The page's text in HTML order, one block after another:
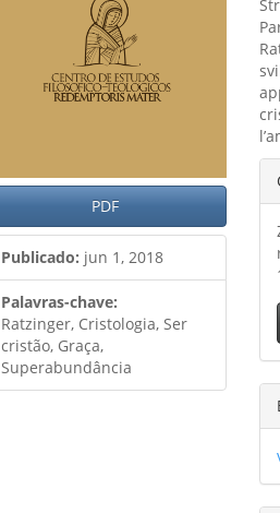
PDF
Publicado: jun 1, 2018
Palavras-chave:
Ratzinger, Cristologia, Ser
cristão, Graça,
Superabundância